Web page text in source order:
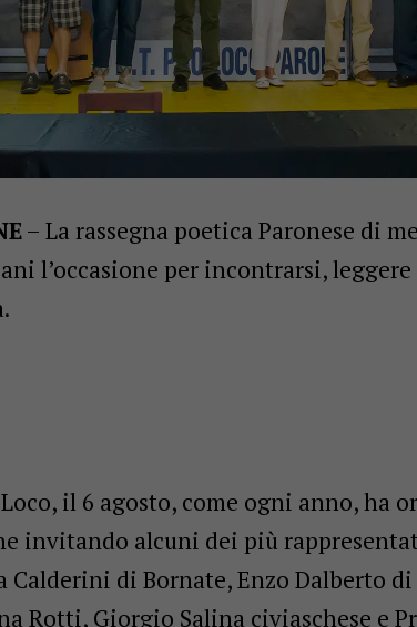
– La rassegna poetica Paronese di
l’occasione per incontrarsi,
il 6 agosto, come ogni anno, ha
invitando alcuni dei più
Calderini di Bornate, Enzo Dalberto
Rotti, Giorgio Salina civiaschese e